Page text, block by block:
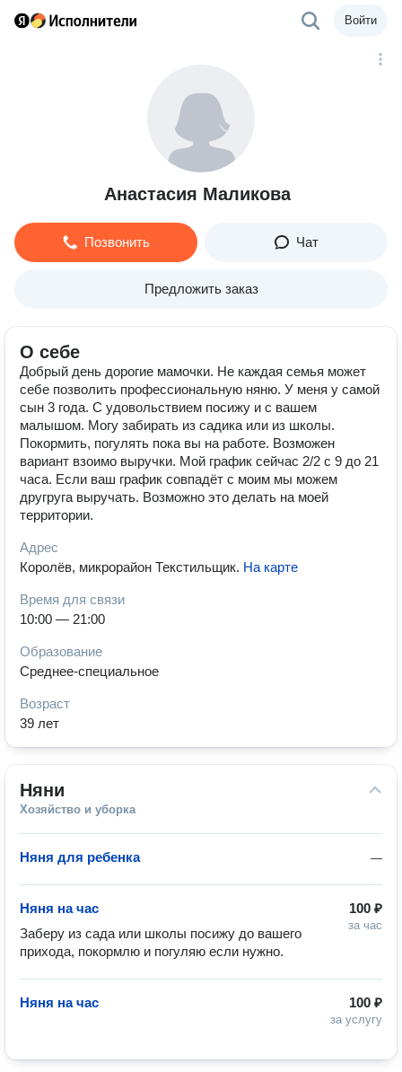
Войти
Анастасия Маликова
Позвонить Чат
Предложить заказ
О себе
Добрый день дорогие мамочки. Не каждая семья может
себе позволить профессиональную няню. У меня у самой
сын 3 года. С удовольствием посижу и с вашем
малышом. Могу забирать из садика или из школы.
Покормить, погулять пока вы на работе. Возможен
вариант взоимо выручки. Мой график сейчас 2/2 с 9 до 21
часа. Если ваш график совпадёт с моим мы можем
другруга выручать. Возможно это делать на моей
территории.
Адрес
Королёв, микрорайон Текстильщик. На карте
Время для связи
10:00 — 21:00
Образование
Среднее-специальное
Возраст
39 лет
Няни
Хозяйство и уборка
—
Няня для ребенка
100 ₽
за час
Няня на час
Заберу из сада или школы посижу до вашего
прихода, покормлю и погуляю если нужно.
100 ₽
за услугу
Няня на час